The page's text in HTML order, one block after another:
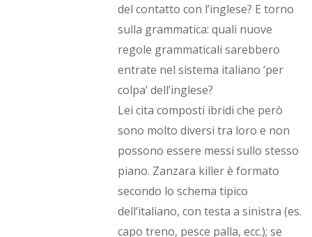
del contatto con l’inglese? E torno
sulla grammatica: quali nuove
regole grammaticali sarebbero
entrate nel sistema italiano ‘per
colpa’ dell’inglese?
Lei cita composti ibridi che però
sono molto diversi tra loro e non
possono essere messi sullo stesso
piano. Zanzara killer è formato
secondo lo schema tipico
dell’italiano, con testa a sinistra (es.
capo treno, pesce palla, ecc.); se